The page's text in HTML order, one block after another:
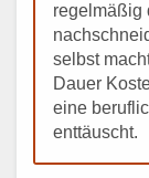
regelmäßig
selbst
Dauer
eine
enttäuscht.